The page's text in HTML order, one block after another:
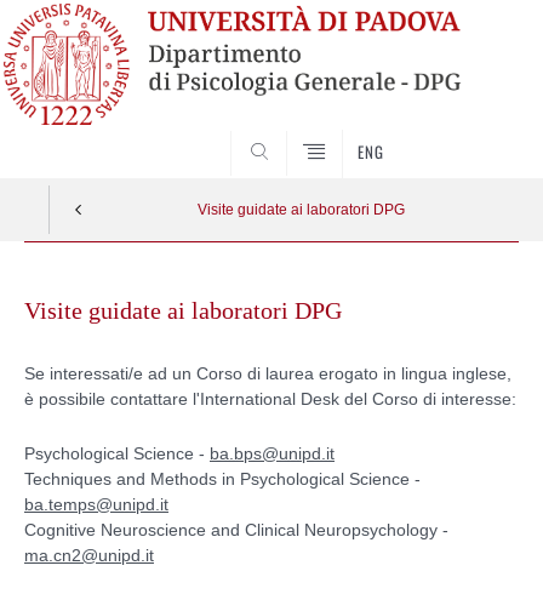
ENG
Visite guidate ai laboratori DPG
contentVisite guidate ai laboratori DPG
Se interessati/e ad un Corso di laurea erogato in lingua inglese,
è possibile contattare l'International Desk del Corso di interesse:
Psychological Science - ba.bps@unipd.it
Techniques and Methods in Psychological Science -
ba.temps@unipd.it
Cognitive Neuroscience and Clinical Neuropsychology -
ma.cn2@unipd.it